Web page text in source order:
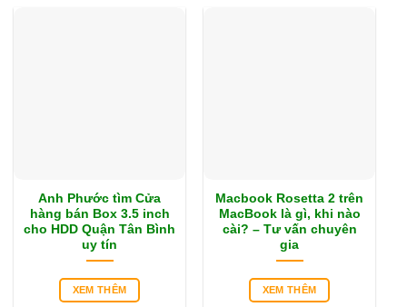
Anh Phước tìm Cửa
hàng bán Box 3.5 inch
cho HDD Quận Tân Bình
uy tín
XEM THÊM
Macbook Rosetta 2 trên
MacBook là gì, khi nào
cài? – Tư vấn chuyên
gia
XEM THÊM